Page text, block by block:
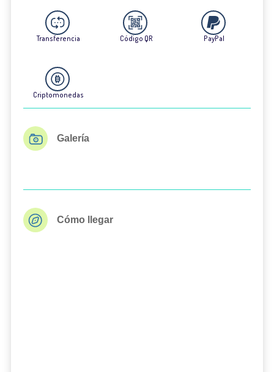
Transferencia Código QR PayPal
Criptomonedas
Galería
Cómo llegar